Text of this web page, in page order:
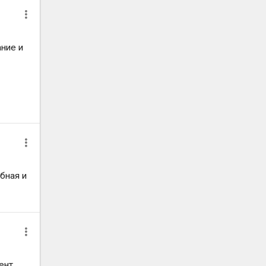
и
и